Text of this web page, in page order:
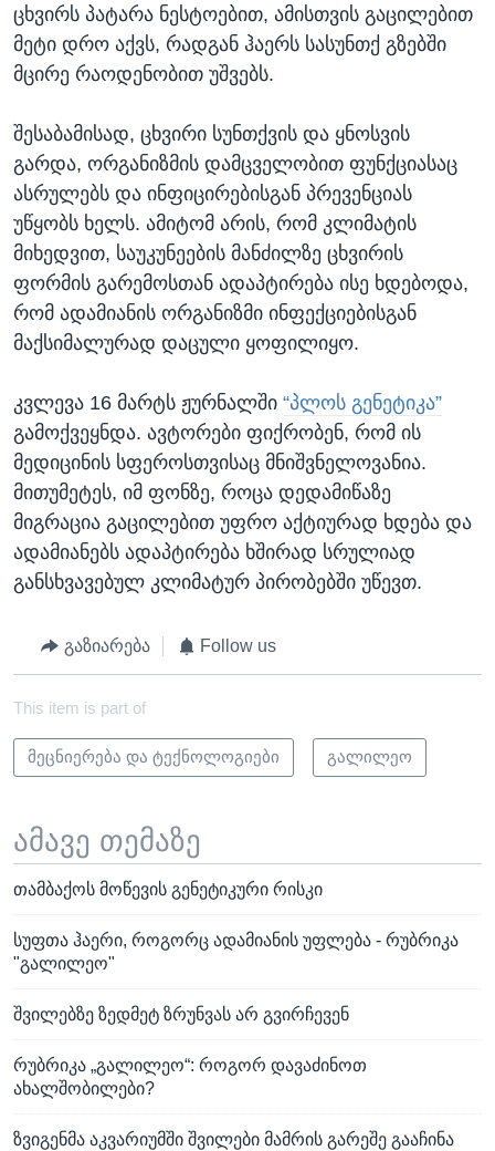
ცხვირს პატარა ნესტოებით, ამისთვის გაცილებით
მეტი დრო აქვს, რადგან ჰაერს სასუნთქ გზებში
მცირე რაოდენობით უშვებს.
შესაბამისად, ცხვირი სუნთქვის და ყნოსვის
გარდა, ორგანიზმის დამცველობით ფუნქციასაც
ასრულებს და ინფიცირებისგან პრევენციას
უწყობს ხელს. ამიტომ არის, რომ კლიმატის
მიხედვით, საუკუნეების მანძილზე ცხვირის
ფორმის გარემოსთან ადაპტირება ისე ხდებოდა,
რომ ადამიანის ორგანიზმი ინფექციებისგან
მაქსიმალურად დაცული ყოფილიყო.
კვლევა 16 მარტს ჟურნალში “პლოს გენეტიკა”
გამოქვეყნდა. ავტორები ფიქრობენ, რომ ის
მედიცინის სფეროსთვისაც მნიშვნელოვანია.
მითუმეტეს, იმ ფონზე, როცა დედამიწაზე
მიგრაცია გაცილებით უფრო აქტიურად ხდება და
ადამიანებს ადაპტირება ხშირად სრულიად
განსხვავებულ კლიმატურ პირობებში უწევთ.
გაზიარება Follow us
This item is part of
მეცნიერება და ტექნოლოგიები გალილეო
ამავე თემაზე
თამბაქოს მოწევის გენეტიკური რისკი
სუფთა ჰაერი, როგორც ადამიანის უფლება - რუბრიკა
"გალილეო"
შვილებზე ზედმეტ ზრუნვას არ გვირჩევენ
რუბრიკა „გალილეო“: როგორ დავაძინოთ
ახალშობილები?
ზვიგენმა აკვარიუმში შვილები მამრის გარეშე გააჩინა